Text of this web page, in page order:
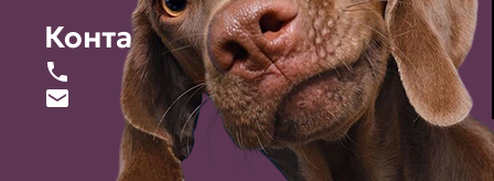
Контакты